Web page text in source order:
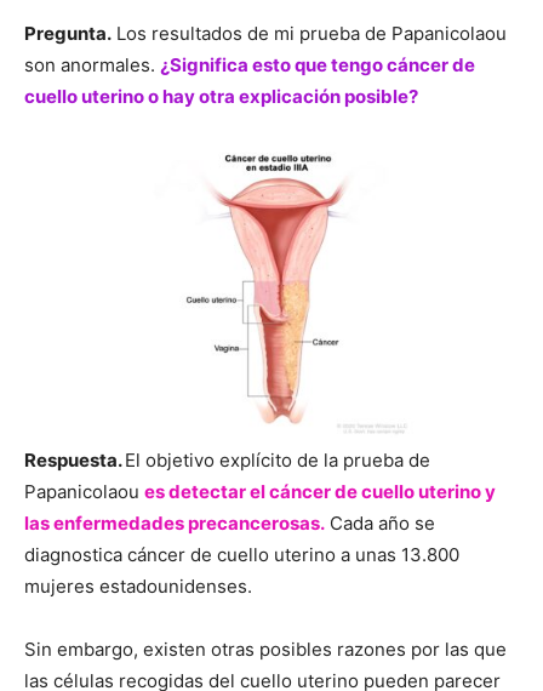
Pregunta. Los resultados de mi prueba de Papanicolaou
son anormales. ¿Significa esto que tengo cáncer de
cuello uterino o hay otra explicación posible?
Respuesta.El objetivo explícito de la prueba de
Papanicolaou es detectar el cáncer de cuello uterino y
las enfermedades precancerosas. Cada año se
diagnostica cáncer de cuello uterino a unas 13.800
mujeres estadounidenses.
Sin embargo, existen otras posibles razones por las que
las células recogidas del cuello uterino pueden parecer